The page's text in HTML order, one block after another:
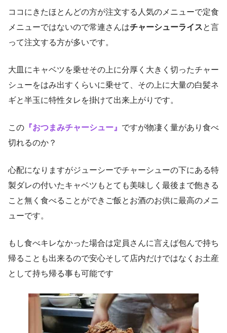
ココにきたほとんどの方が注文する人気のメニューで定食
メニューではないので常連さんはチャーシューライスと言
って注文する方が多いです。
大皿にキャベツを乗せその上に分厚く大きく切ったチャー
シューをはみ出すくらいに乗せて、その上に大量の白髪ネ
ギと半玉に特性タレを掛けて出来上がりです。
この 『おつまみチャーシュー』 ですが物凄く量があり食べ
切れるのか？
心配になりますがジューシーでチャーシューの下にある特
製ダレの付いたキャベツもとても美味しく最後まで飽きる
こと無く食べることができご飯とお酒のお供に最高のメニ
ューです。
もし食べキレなかった場合は定員さんに言えば包んで持ち
帰ることも出来るので安心そして店内だけではなくお土産
として持ち帰る事も可能です